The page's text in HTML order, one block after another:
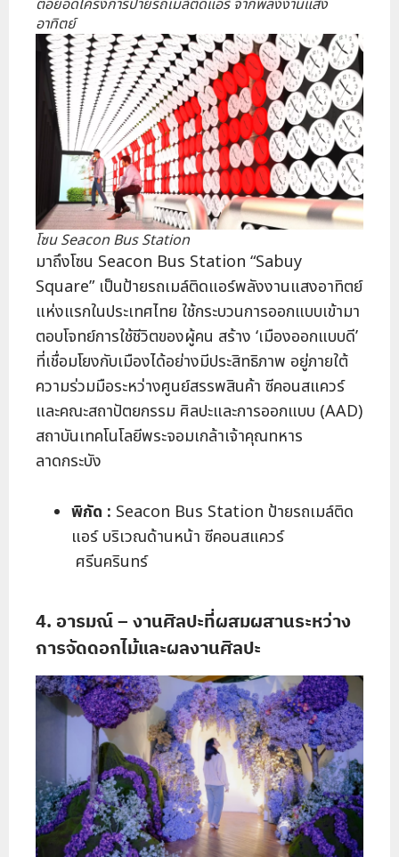
อาทิตย์
โซน Seacon Bus Station
มาถึงโซน Seacon Bus Station “Sabuy
Square” เป็นป้ายรถเมล์ติดแอร์พลังงานแสงอาทิตย์
แห่งแรกในประเทศไทย ใช้กระบวนการออกแบบเข้ามา
ตอบโจทย์การใช้ชีวิตของผู้คน สร้าง ‘เมืองออกแบบดี’
ที่เชื่อมโยงกับเมืองได้อย่างมีประสิทธิภาพ อยู่ภายใต้
ความร่วมมือระหว่างศูนย์สรรพสินค้า ซีคอนสแควร์
และคณะสถาปัตยกรรม ศิลปะและการออกแบบ (AAD)
สถาบันเทคโนโลยีพระจอมเกล้าเจ้าคุณทหาร
ลาดกระบัง
พิกัด : Seacon Bus Station ป้ายรถเมล์ติด
แอร์ บริเวณด้านหน้า ซีคอนสแควร์
ศรีนครินทร์
4. อารมณ์ – งานศิลปะที่ผสมผสานระหว่าง
การจัดดอกไม้และผลงานศิลปะ